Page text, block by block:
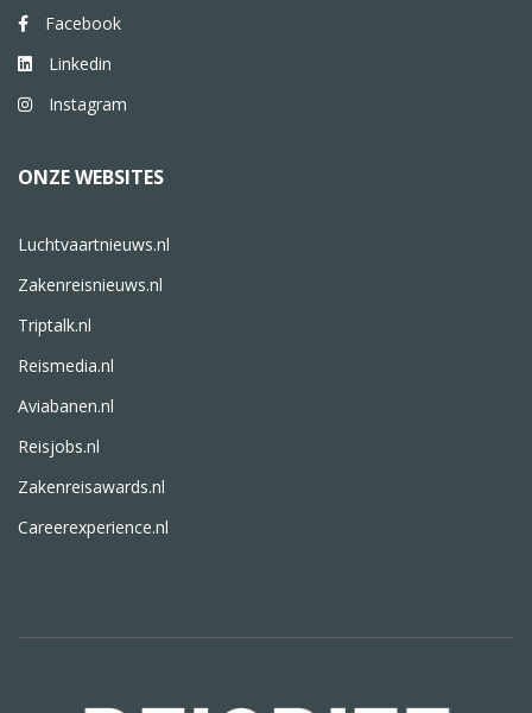
Facebook
Linkedin
Instagram
ONZE WEBSITES
Luchtvaartnieuws.nl
Zakenreisnieuws.nl
Triptalk.nl
Reismedia.nl
Aviabanen.nl
Reisjobs.nl
Zakenreisawards.nl
Careerexperience.nl